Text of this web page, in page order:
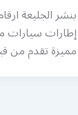
بنشر الجليعة
إطارات سيارات
مميزة تقدم من